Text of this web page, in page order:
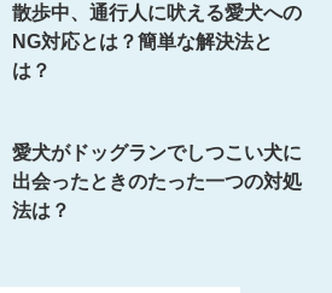
散歩中、通行人に吠える愛犬への
NG対応とは？簡単な解決法と
は？
愛犬がドッグランでしつこい犬に
出会ったときのたった一つの対処
法は？